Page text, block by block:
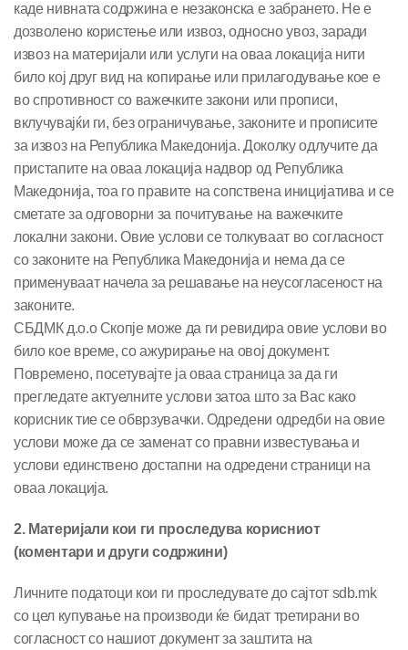
каде нивната содржина е незаконска е забрането. Не е
дозволено користење или извоз, односно увоз, заради
извоз на материјали или услуги на оваа локација нити
било кој друг вид на копирање или прилагодување кое е
во спротивност со важечките закони или прописи,
вклучувајќи ги, без ограничување, законите и прописите
за извоз на Република Македонија. Доколку одлучите да
пристапите на оваа локација надвор од Република
Македонија, тоа го правите на сопствена иницијатива и се
сметате за одговорни за почитување на важечките
локални закони. Овие услови се толкуваат во согласност
со законите на Република Македонија и нема да се
применуваат начела за решавање на неусогласеност на
законите.
СБДМК д.о.о Скопје може да ги ревидира овие услови во
било кое време, со ажурирање на овој документ.
Повремено, посетувајте ја оваа страница за да ги
прегледате актуелните услови затоа што за Вас како
корисник тие се обврзувачки. Одредени одредби на овие
услови може да се заменат со правни известувања и
услови единствено достапни на одредени страници на
оваа локација.
2. Материјали кои ги проследува корисниот
(коментари и други содржини)
Личните податоци кои ги проследувате до сајтот sdb.mk
со цел купување на производи ќе бидат третирани во
согласност со нашиот документ за заштита на